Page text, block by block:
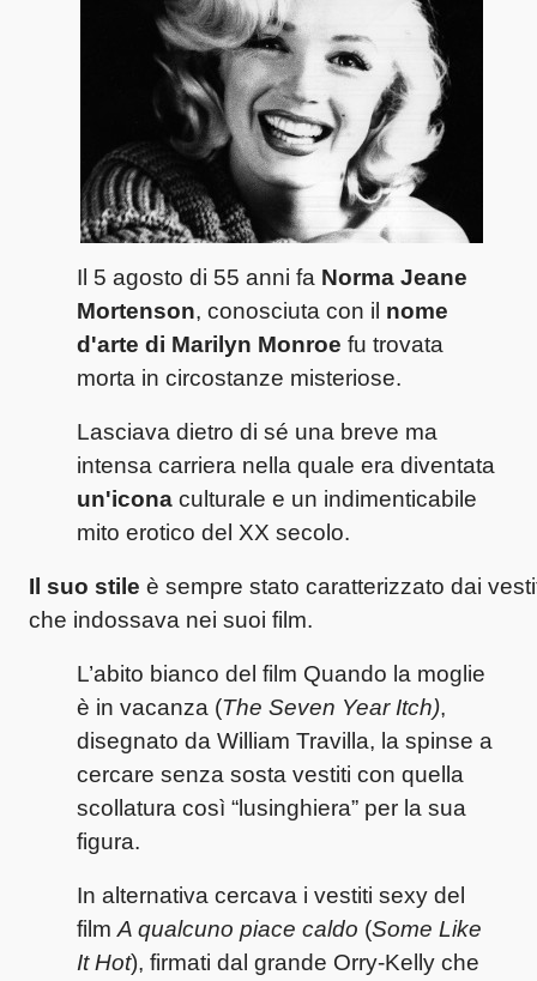
Il 5 agosto di 55 anni fa Norma Jeane
Mortenson, conosciuta con il nome
d'arte di Marilyn Monroe fu trovata
morta in circostanze misteriose.
Lasciava dietro di sé una breve ma
intensa carriera nella quale era diventata
un'icona culturale e un indimenticabile
mito erotico del XX secolo.
Il suo stile è sempre stato caratterizzato dai
che indossava nei suoi film.
L’abito bianco del film Quando la moglie
è in vacanza (The Seven Year Itch),
disegnato da William Travilla, la spinse a
cercare senza sosta vestiti con quella
scollatura così “lusinghiera” per la sua
figura.
In alternativa cercava i vestiti sexy del
film A qualcuno piace caldo (Some Like
It Hot), firmati dal grande Orry-Kelly che